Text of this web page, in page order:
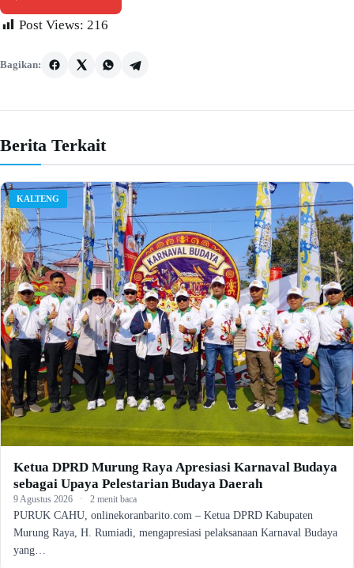
Post Views: 216
Bagikan:
Berita Terkait
KALTENG
Ketua DPRD Murung Raya Apresiasi Karnaval Budaya
sebagai Upaya Pelestarian Budaya Daerah
9 Agustus 2026 · 2 menit baca
PURUK CAHU, onlinekoranbarito.com – Ketua DPRD Kabupaten
Murung Raya, H. Rumiadi, mengapresiasi pelaksanaan Karnaval Budaya
yang…